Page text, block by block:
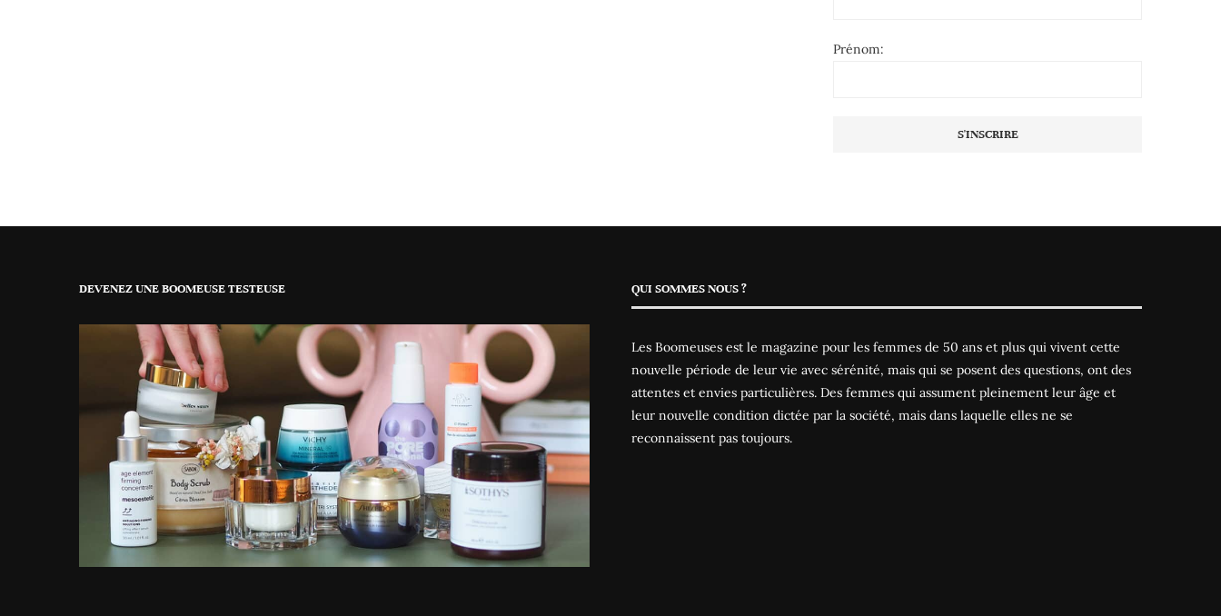
Prénom:
DEVENEZ UNE BOOMEUSE TESTEUSE QUI SOMMES NOUS ?
Les Boomeuses est le magazine pour les femmes de 50 ans et plus qui vivent cette
nouvelle période de leur vie avec sérénité, mais qui se posent des questions, ont des
attentes et envies particulières. Des femmes qui assument pleinement leur âge et
leur nouvelle condition dictée par la société, mais dans laquelle elles ne se
reconnaissent pas toujours.